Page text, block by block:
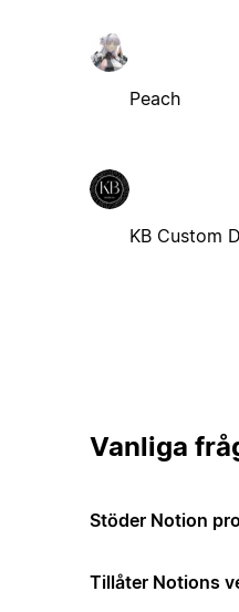
Peach
KB Custom
Vanliga
Stöder Notion
Tillåter Notions